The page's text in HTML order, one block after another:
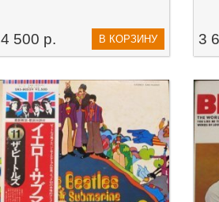
4 500 р. В КОРЗИНУ 3